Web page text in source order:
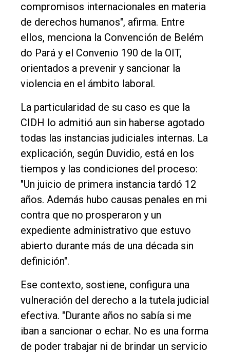
compromisos internacionales en materia
de derechos humanos", afirma. Entre
ellos, menciona la Convención de Belém
do Pará y el Convenio 190 de la OIT,
orientados a prevenir y sancionar la
violencia en el ámbito laboral.
La particularidad de su caso es que la
CIDH lo admitió aun sin haberse agotado
todas las instancias judiciales internas. La
explicación, según Duvidio, está en los
tiempos y las condiciones del proceso:
"Un juicio de primera instancia tardó 12
años. Además hubo causas penales en mi
contra que no prosperaron y un
expediente administrativo que estuvo
abierto durante más de una década sin
definición".
Ese contexto, sostiene, configura una
vulneración del derecho a la tutela judicial
efectiva. "Durante años no sabía si me
iban a sancionar o echar. No es una forma
de poder trabajar ni de brindar un servicio